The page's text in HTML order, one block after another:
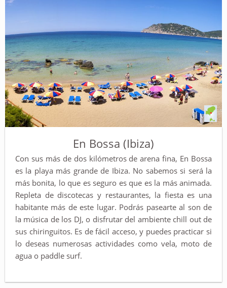
En Bossa (Ibiza)
Con sus más de dos kilómetros de arena fina, En Bossa
es la playa más grande de Ibiza. No sabemos si será la
más bonita, lo que es seguro es que es la más animada.
Repleta de discotecas y restaurantes, la fiesta es una
habitante más de este lugar. Podrás pasearte al son de
la música de los DJ, o disfrutar del ambiente chill out de
sus chiringuitos. Es de fácil acceso, y puedes practicar si
lo deseas numerosas actividades como vela, moto de
agua o paddle surf.